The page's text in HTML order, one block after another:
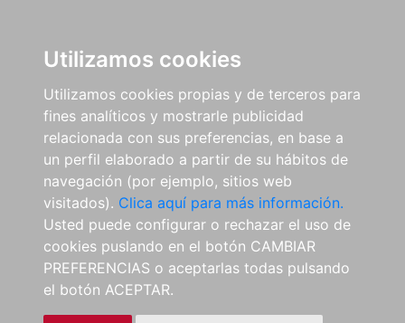
Utilizamos cookies
Utilizamos cookies propias y de terceros para
fines analíticos y mostrarle publicidad
relacionada con sus preferencias, en base a
un perfil elaborado a partir de su hábitos de
navegación (por ejemplo, sitios web
visitados). Clica aquí para más información.
Usted puede configurar o rechazar el uso de
cookies puslando en el botón CAMBIAR
PREFERENCIAS o aceptarlas todas pulsando
el botón ACEPTAR.